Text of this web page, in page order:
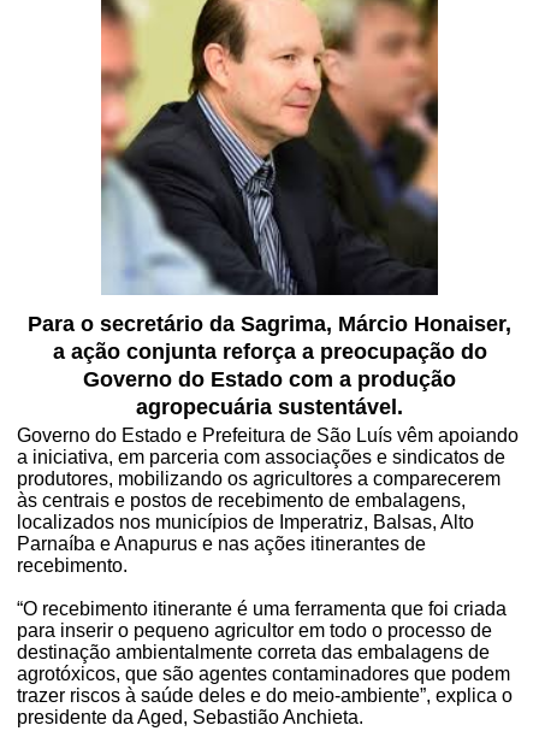
Para o secretário da Sagrima, Márcio Honaiser,
a ação conjunta reforça a preocupação do
Governo do Estado com a produção
agropecuária sustentável.
Governo do Estado e Prefeitura de São Luís vêm apoiando
a iniciativa, em parceria com associações e sindicatos de
produtores, mobilizando os agricultores a comparecerem
às centrais e postos de recebimento de embalagens,
localizados nos municípios de Imperatriz, Balsas, Alto
Parnaíba e Anapurus e nas ações itinerantes de
recebimento.
“O recebimento itinerante é uma ferramenta que foi criada
para inserir o pequeno agricultor em todo o processo de
destinação ambientalmente correta das embalagens de
agrotóxicos, que são agentes contaminadores que podem
trazer riscos à saúde deles e do meio-ambiente”, explica o
presidente da Aged, Sebastião Anchieta.